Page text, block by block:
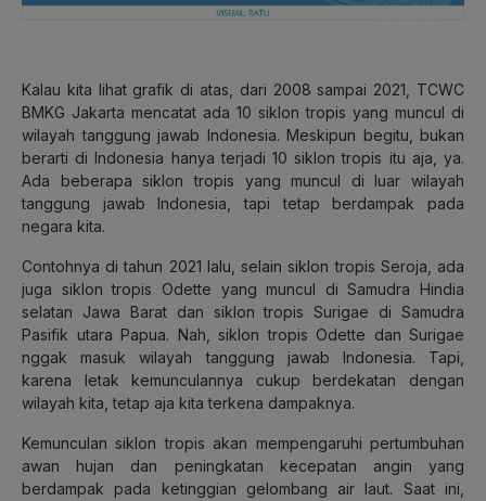
Kalau kita lihat grafik di atas, dari 2008 sampai 2021, TCWC
BMKG Jakarta mencatat ada 10 siklon tropis yang muncul di
wilayah tanggung jawab Indonesia. Meskipun begitu, bukan
berarti di Indonesia hanya terjadi 10 siklon tropis itu aja, ya.
Ada beberapa siklon tropis yang muncul di luar wilayah
tanggung jawab Indonesia, tapi tetap berdampak pada
negara kita.
Contohnya di tahun 2021 lalu, selain siklon tropis Seroja, ada
juga siklon tropis Odette yang muncul di Samudra Hindia
selatan Jawa Barat dan siklon tropis Surigae di Samudra
Pasifik utara Papua. Nah, siklon tropis Odette dan Surigae
nggak masuk wilayah tanggung jawab Indonesia. Tapi,
karena letak kemunculannya cukup berdekatan dengan
wilayah kita, tetap aja kita terkena dampaknya.
Kemunculan siklon tropis akan mempengaruhi pertumbuhan
awan hujan dan peningkatan kecepatan angin yang
berdampak pada ketinggian gelombang air laut. Saat ini,